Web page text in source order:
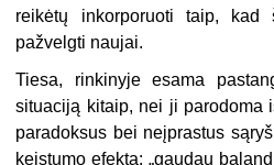
reikėtų inkorporuoti taip,
pažvelgti naujai.
Tiesa, rinkinyje esama
situaciją kitaip, nei ji parodoma
paradoksus bei neįprastus
keistumo efektą: „gaudau